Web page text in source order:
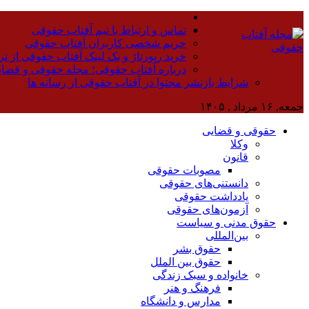
تماس و ارتباط با تیم آفتاب حقوقی
حریم شخصی کاربران آفتاب حقوقی
خرید رپورتاژ و بک لینک آفتاب حقوقی از
درباره آفتاب حقوقی؛ مجله حقوقی و
شرایط بازنشر محتوا در آفتاب حقوقی از رسانه ها
جمعه, ۱۶ مرداد , ۱۴۰۵
حقوقی و قضایی
وکلا
قانون
مصوبات حقوقی
دانستنی‌های حقوقی
یادداشت حقوقی
آزمون‌های حقوقی
حقوق مدنی و سیاست
بین‌المللی
حقوق بشر
حقوق بین الملل
خانواده و سبک زندگی
فرهنگ و هنر
مدارس و دانشگاه